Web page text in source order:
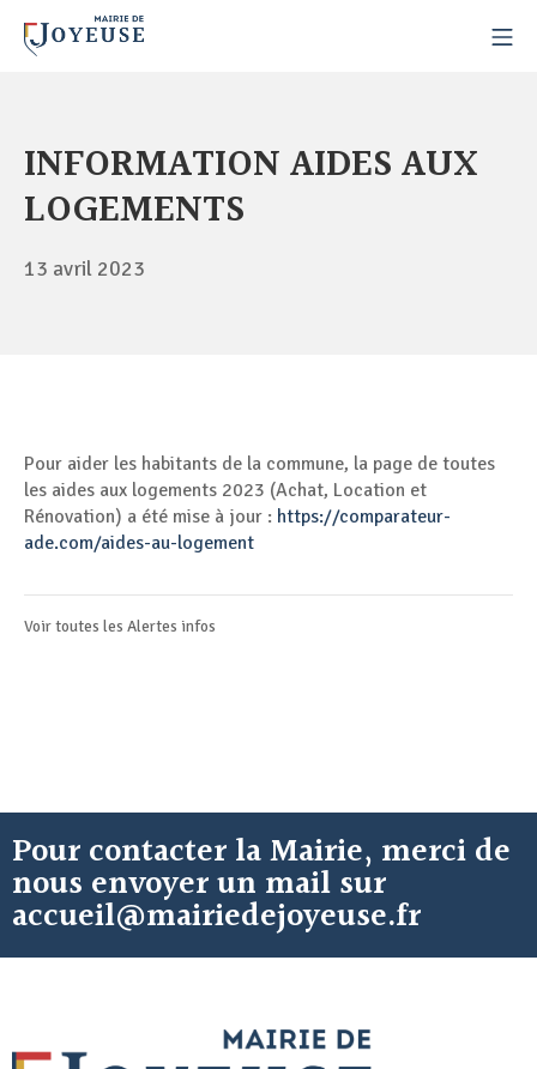
INFORMATION AIDES AUX
LOGEMENTS
13 avril 2023
Pour aider les habitants de la commune, la page de toutes
les aides aux logements 2023 (Achat, Location et
Rénovation) a été mise à jour : https://comparateur-
ade.com/aides-au-logement
Voir toutes les Alertes infos
Pour contacter la Mairie, merci de
nous envoyer un mail sur
accueil@mairiedejoyeuse.fr